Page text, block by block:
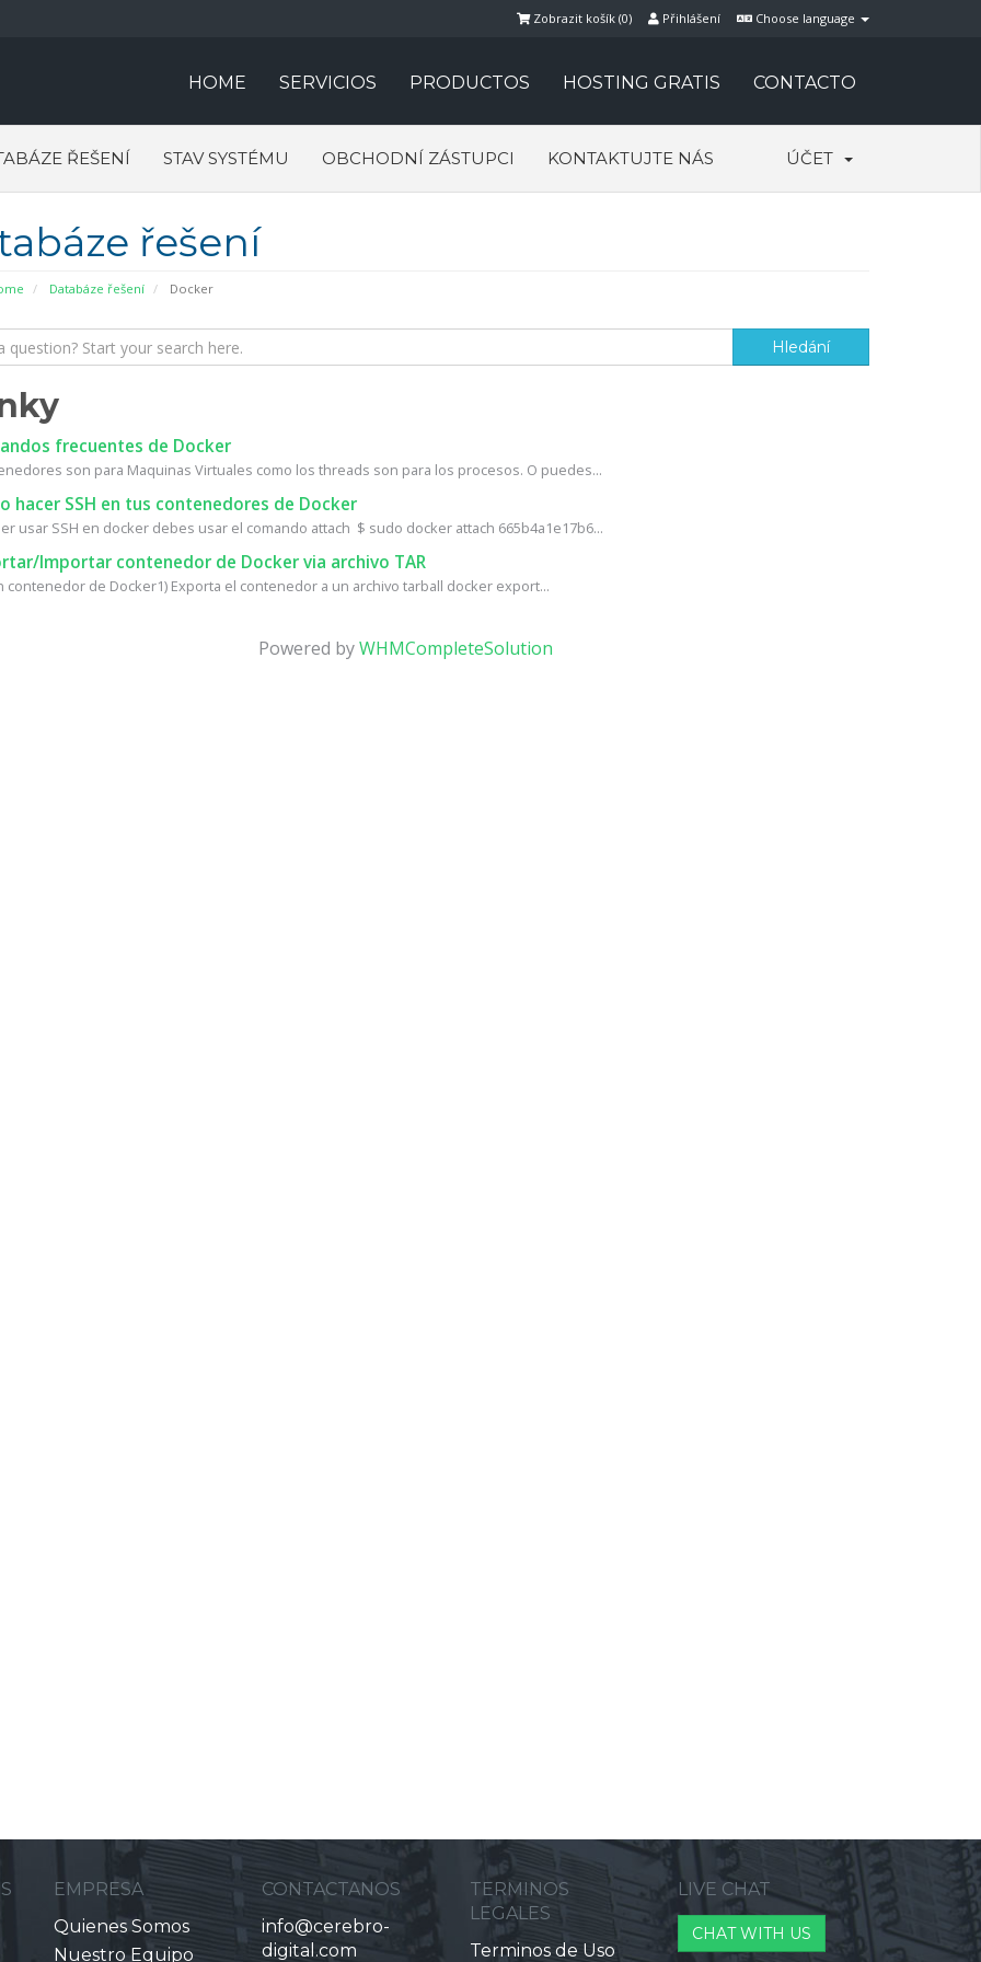
Choose language
Přihlášení
Zobrazit košík (0)
HOME SERVICIOS PRODUCTOS HOSTING GRATIS CONTACTO
ŘEŠENÍ STAV SYSTÉMU OBCHODNÍ ZÁSTUPCI KONTAKTUJTE NÁS ÚČET
řešení
Databáze řešení Docker
frecuentes de Docker
son para Maquinas Virtuales como los threads son para los procesos. O puedes...
hacer SSH en tus contenedores de Docker
usar SSH en docker debes usar el comando attach $ sudo docker attach 665b4a1e17b6...
Importar contenedor de Docker via archivo TAR
contenedor de Docker1) Exporta el contenedor a un archivo tarball docker export...
Powered byWHMCompleteSolution
EMPRESA
Quienes Somos
Nuestro Equipo
CONTACTANOS
info@cerebro-
digital.com
TERMINOS
LEGALES
Terminos de Uso
LIVE CHAT
CHAT WITH US